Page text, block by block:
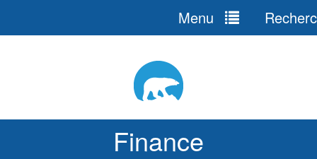
Finance
Menu